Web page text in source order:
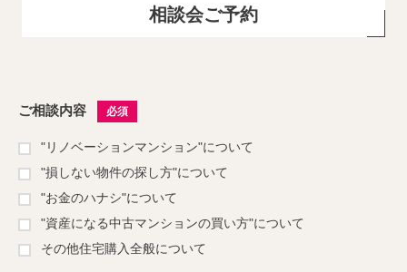
相談会ご予約
ご相談内容 必須
"リノベーションマンション"について
"損しない物件の探し方"について
"お金のハナシ"について
"資産になる中古マンションの買い方"について
その他住宅購入全般について